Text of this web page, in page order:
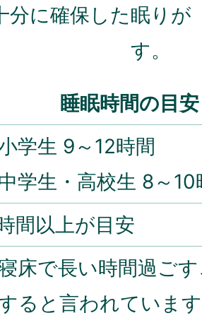
分に確保した眠りが
す。
睡眠時間の目安
小学生 9～12時間
中学生・高校生 8～10
間以上が目安
寝床で長い時間過ご
ると言われていま